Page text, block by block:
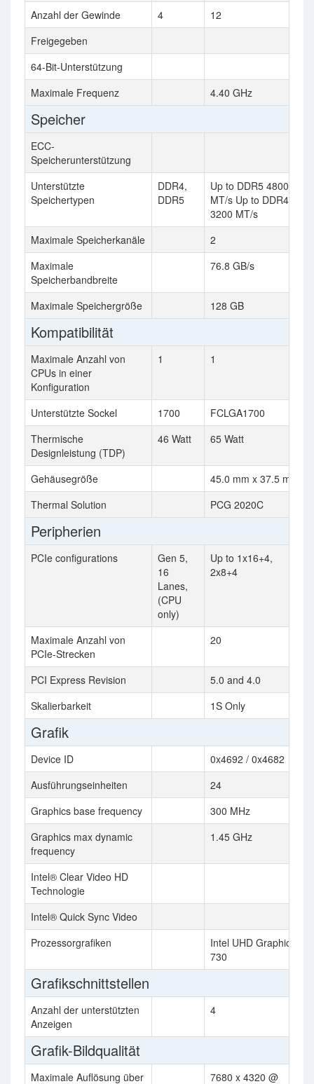
Anzahl der Gewinde
4
12
Freigegeben
64-Bit-Unterstützung
Maximale Frequenz
4.40 GHz
Speicher
ECC-
Speicherunterstützung
Unterstützte
Speichertypen
DDR4,
DDR5
Up to DDR5 4800
MT/s Up to DDR4
3200 MT/s
Maximale Speicherkanäle
2
Maximale
Speicherbandbreite
76.8 GB/s
Maximale Speichergröße 128 GB
Kompatibilität
Maximale Anzahl von
CPUs in einer
Konfiguration
1 1
Unterstützte Sockel 1700
FCLGA1700
Thermische
Designleistung (TDP)
46 Watt 65 Watt
Gehäusegröße
45.0 mm x 37.5 mm
Thermal Solution
PCG 2020C
Peripherien
PCIe configurations
Gen 5,
16
Lanes,
(CPU
only)
Up to 1x16+4,
2x8+4
Maximale Anzahl von
PCIe-Strecken
20
PCI Express Revision
5.0 and 4.0
Skalierbarkeit
1S Only
Grafik
Device ID
0x4692 / 0x4682
Ausführungseinheiten
24
Graphics base frequency
300 MHz
Graphics max dynamic
frequency
1.45 GHz
Intel® Clear Video HD
Technologie
Intel® Quick Sync Video
Prozessorgrafiken
Intel UHD Graphics
730
Grafikschnittstellen
Anzahl der unterstützten
Anzeigen
4
Grafik-Bildqualität
Maximale Auflösung über 7680 x 4320 @